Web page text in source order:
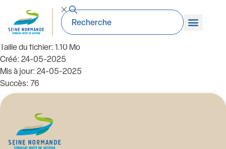
99_DE-2024.01.05 Adoption convention
passation marchés PAPI RLA
Taille du fichier: 1.10 Mo
Créé: 24-05-2025
Mis à jour: 24-05-2025
Succès: 76